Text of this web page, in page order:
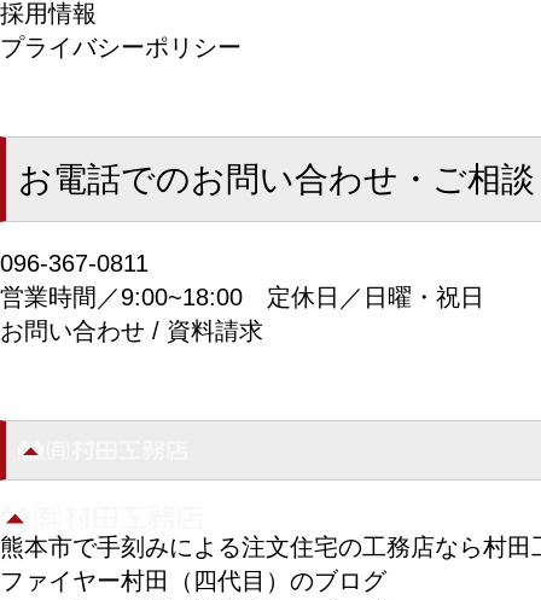
採用情報
プライバシーポリシー
お電話でのお問い合わせ・ご相談
096-367-0811
営業時間／9:00~18:00 定休日／日曜・祝日
お問い合わせ / 資料請求
熊本市で手刻みによる注文住宅の工務店なら村田
ファイヤー村田（四代目）のブログ